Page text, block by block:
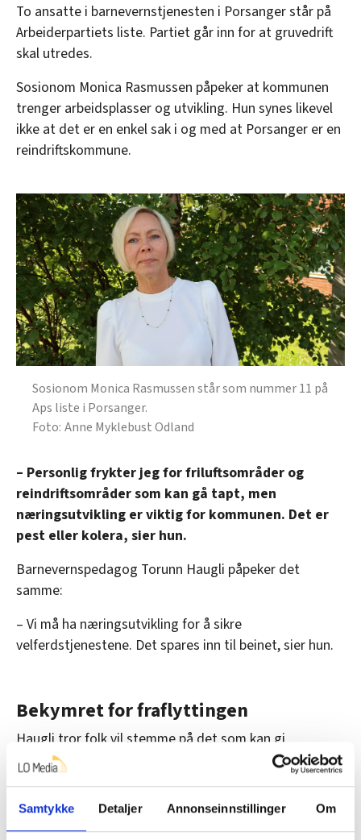
Samtykke Detaljer Annonseinnstillinger Om
To ansatte i barnevernstjenesten i Porsanger står på
Arbeiderpartiets liste. Partiet går inn for at gruvedrift
skal utredes.
Sosionom Monica Rasmussen påpeker at kommunen
trenger arbeidsplasser og utvikling. Hun synes likevel
ikke at det er en enkel sak i og med at Porsanger er en
reindriftskommune.
Sosionom Monica Rasmussen står som nummer 11 på
Aps liste i Porsanger.
Anne Myklebust Odland
– Personlig frykter jeg for friluftsområder og
reindriftsområder som kan gå tapt, men
næringsutvikling er viktig for kommunen. Det er
pest eller kolera, sier hun.
Barnevernspedagog Torunn Haugli påpeker det
samme:
– Vi må ha næringsutvikling for å sikre
velferdstjenestene. Det spares inn til beinet, sier hun.
Bekymret for fraflyttingen
Haugli tror folk vil stemme på det som kan gi
kommunen inntekter. Hun er bekymret for fraflyttingen
og at det i fremtiden ikke vil være nok folk til å jobbe i
velferdstjenestene.
– Det er viktig at kommunen består. Vi må ha utvikling,